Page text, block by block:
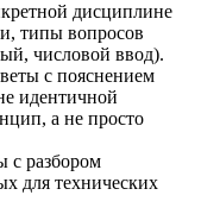
дисциплине
типы вопросов
числовой ввод).
с пояснением
идентичной
а не просто
с разбором
для технических